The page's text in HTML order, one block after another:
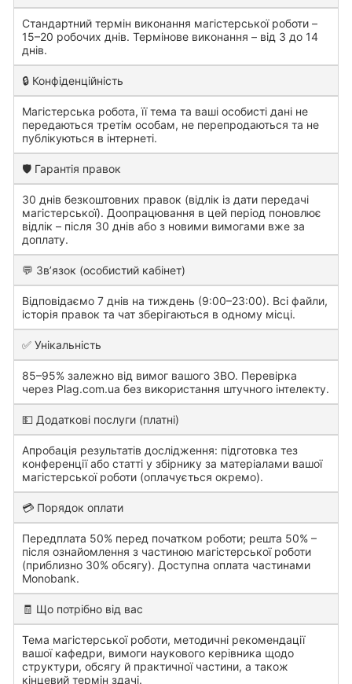
Стандартний термін виконання магістерської роботи –
15–20 робочих днів. Термінове виконання – від 3 до 14
днів.
🔒 Конфіденційність
Магістерська робота, її тема та ваші особисті дані не
передаються третім особам, не перепродаються та не
публікуються в інтернеті.
🛡️ Гарантія правок
30 днів безкоштовних правок (відлік із дати передачі
магістерської). Доопрацювання в цей період поновлює
відлік – після 30 днів або з новими вимогами вже за
доплату.
💬 Зв’язок (особистий кабінет)
Відповідаємо 7 днів на тиждень (9:00–23:00). Всі файли,
історія правок та чат зберігаються в одному місці.
✅ Унікальність
85–95% залежно від вимог вашого ЗВО. Перевірка
через Plag.com.ua без використання штучного інтелекту.
💵 Додаткові послуги (платні)
Апробація результатів дослідження: підготовка тез
конференції або статті у збірнику за матеріалами вашої
магістерської роботи (оплачується окремо).
💳 Порядок оплати
Передплата 50% перед початком роботи; решта 50% –
після ознайомлення з частиною магістерської роботи
(приблизно 30% обсягу). Доступна оплата частинами
Monobank.
🧾 Що потрібно від вас
Тема магістерської роботи, методичні рекомендації
вашої кафедри, вимоги наукового керівника щодо
структури, обсягу й практичної частини, а також
кінцевий термін здачі.